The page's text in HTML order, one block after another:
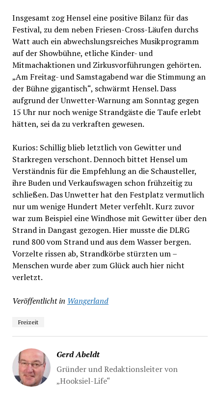
Insgesamt zog Hensel eine positive Bilanz für das
Festival, zu dem neben Friesen-Cross-Läufen durchs
Watt auch ein abwechslungsreiches Musikprogramm
auf der Showbühne, etliche Kinder- und
Mitmachaktionen und Zirkusvorführungen gehörten.
„Am Freitag- und Samstagabend war die Stimmung an
der Bühne gigantisch“, schwärmt Hensel. Dass
aufgrund der Unwetter-Warnung am Sonntag gegen
15 Uhr nur noch wenige Strandgäste die Taufe erlebt
hätten, sei da zu verkraften gewesen.
Kurios: Schillig blieb letztlich von Gewitter und
Starkregen verschont. Dennoch bittet Hensel um
Verständnis für die Empfehlung an die Schausteller,
ihre Buden und Verkaufswagen schon frühzeitig zu
schließen. Das Unwetter hat den Festplatz vermutlich
nur um wenige Hundert Meter verfehlt. Kurz zuvor
war zum Beispiel eine Windhose mit Gewitter über den
Strand in Dangast gezogen. Hier musste die DLRG
rund 800 vom Strand und aus dem Wasser bergen.
Vorzelte rissen ab, Strandkörbe stürzten um –
Menschen wurde aber zum Glück auch hier nicht
verletzt.
Veröffentlicht in Wangerland
Freizeit
Gerd Abeldt
Gründer und Redaktionsleiter von
„Hooksiel-Life“